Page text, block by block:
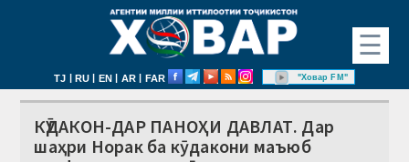
☰
TJ | RU | EN | AR | FAR "Ховар FM"
КӮДАКОН-ДАР ПАНОҲИ ДАВЛАТ. Дар
шаҳри Норак ба кӯдакони маъюб